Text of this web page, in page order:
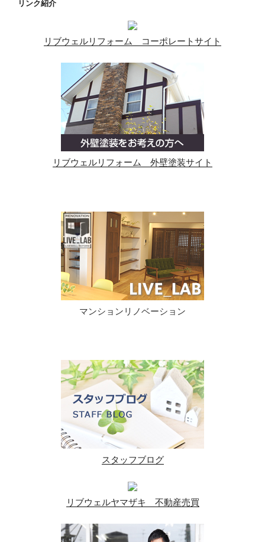
リンク紹介
リブウェルリフォーム コーポレートサイト
リブウェルリフォーム 外壁塗装サイト
マンションリノベーション
スタッフブログ
リブウェルヤマザキ 不動産売買